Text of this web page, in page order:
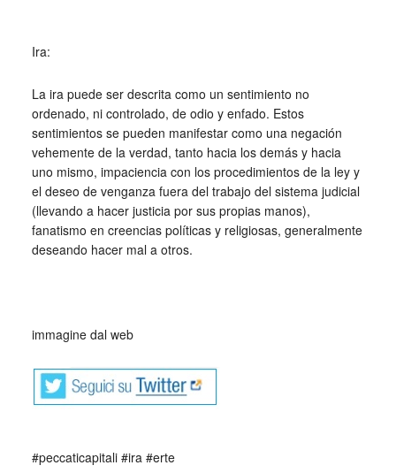
Ira:
La ira puede ser descrita como un sentimiento no
ordenado, ni controlado, de odio y enfado. Estos
sentimientos se pueden manifestar como una negación
vehemente de la verdad, tanto hacia los demás y hacia
uno mismo, impaciencia con los procedimientos de la ley y
el deseo de venganza fuera del trabajo del sistema judicial
(llevando a hacer justicia por sus propias manos),
fanatismo en creencias políticas y religiosas, generalmente
deseando hacer mal a otros.
immagine dal web
#peccaticapitali #ira #erte